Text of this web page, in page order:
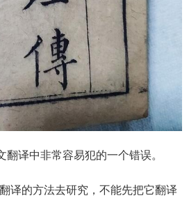
译中非常容易犯的一个错误。
译的方法去研究，不能先把它翻译